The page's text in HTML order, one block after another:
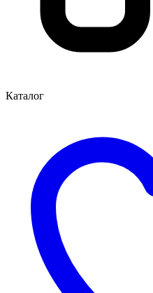
Каталог